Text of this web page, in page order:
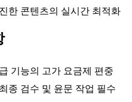
한 콘텐츠의 실시간 최적화
기능의 고가 요금제 편중
종 검수 및 윤문 작업 필수